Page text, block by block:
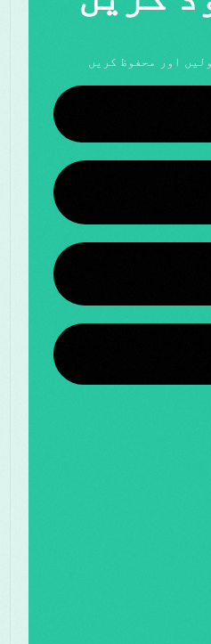
اور محفوظ کریں